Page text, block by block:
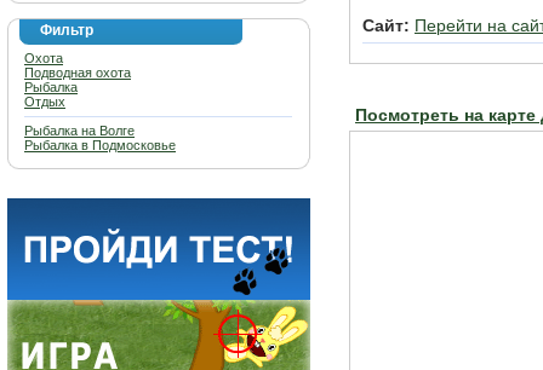
Фильтр
Охота
Подводная охота
Рыбалка
Отдых
Рыбалка на Волге
Рыбалка в Подмосковье
Сайт: Перейти на
Посмотреть на